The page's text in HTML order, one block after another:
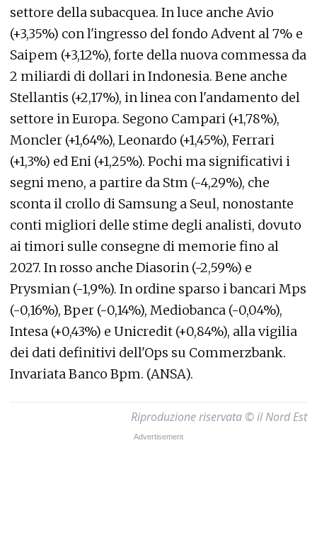
settore della subacquea. In luce anche Avio
(+3,35%) con l'ingresso del fondo Advent al 7% e
Saipem (+3,12%), forte della nuova commessa da
2 miliardi di dollari in Indonesia. Bene anche
Stellantis (+2,17%), in linea con l'andamento del
settore in Europa. Segono Campari (+1,78%),
Moncler (+1,64%), Leonardo (+1,45%), Ferrari
(+1,3%) ed Eni (+1,25%). Pochi ma significativi i
segni meno, a partire da Stm (-4,29%), che
sconta il crollo di Samsung a Seul, nonostante
conti migliori delle stime degli analisti, dovuto
ai timori sulle consegne di memorie fino al
2027. In rosso anche Diasorin (-2,59%) e
Prysmian (-1,9%). In ordine sparso i bancari Mps
(-0,16%), Bper (-0,14%), Mediobanca (-0,04%),
Intesa (+0,43%) e Unicredit (+0,84%), alla vigilia
dei dati definitivi dell'Ops su Commerzbank.
Invariata Banco Bpm. (ANSA).
Riproduzione riservata © il Nord Est